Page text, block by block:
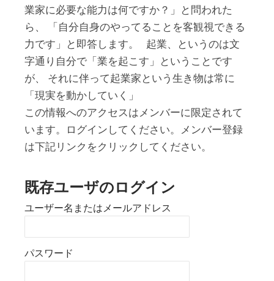
業家に必要な能力は何ですか？」と問われた
ら、 「自分自身のやってることを客観視できる
力です」と即答します。 起業、というのは文
字通り自分で「業を起こす」ということです
が、 それに伴って起業家という生き物は常に
「現実を動かしていく」
この情報へのアクセスはメンバーに限定されて
います。ログインしてください。メンバー登録
は下記リンクをクリックしてください。
既存ユーザのログイン
ユーザー名またはメールアドレス
パスワード